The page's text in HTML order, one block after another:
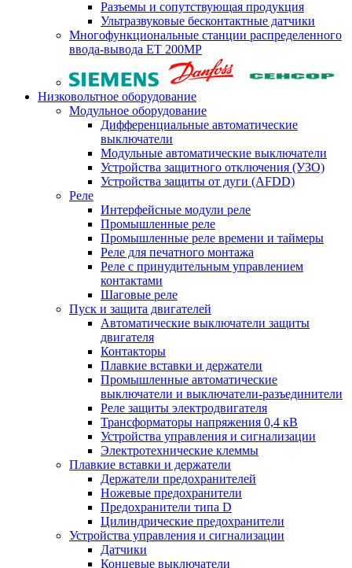
Разъемы и сопутствующая продукция
Ультразвуковые бесконтактные датчики
Многофункциональные станции распределенного
ввода-вывода ET 200MP
Низковольтное оборудование
Модульное оборудование
Дифференциальные автоматические
выключатели
Модульные автоматические выключатели
Устройства защитного отключения (УЗО)
Устройства защиты от дуги (AFDD)
Реле
Интерфейсные модули реле
Промышленные реле
Промышленные реле времени и таймеры
Реле для печатного монтажа
Реле с принудительным управлением
контактами
Шаговые реле
Пуск и защита двигателей
Автоматические выключатели защиты
двигателя
Контакторы
Плавкие вставки и держатели
Промышленные автоматические
выключатели и выключатели-разъединители
Реле защиты электродвигателя
Трансформаторы напряжения 0,4 кВ
Устройства управления и сигнализации
Электротехнические клеммы
Плавкие вставки и держатели
Держатели предохранителей
Ножевые предохранители
Предохранители типа D
Цилиндрические предохранители
Устройства управления и сигнализации
Датчики
Концевые выключатели